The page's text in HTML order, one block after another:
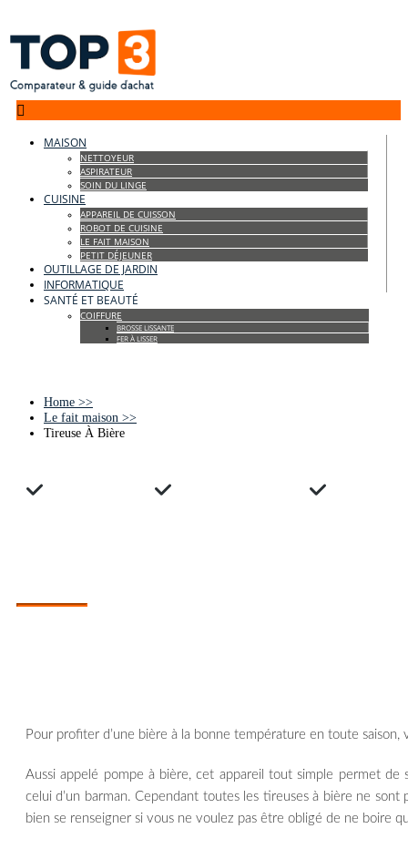

MAISON
NETTOYEUR
ASPIRATEUR
SOIN DU LINGE
CUISINE
APPAREIL DE CUISSON
ROBOT DE CUISINE
LE FAIT MAISON
PETIT DÉJEUNER
OUTILLAGE DE JARDIN
INFORMATIQUE
SANTÉ ET BEAUTÉ
COIFFURE
BROSSE LISSANTE
FER À LISSER
Home >>
Le fait maison >>
Tireuse À Bière
Pour profiter d’une bière à la bonne température en toute
Aussi appelé pompe à bière, cet appareil tout simple permet
celui d’un barman. Cependant toutes les tireuses à bière ne
bien se renseigner si vous ne voulez pas être obligé de ne boire